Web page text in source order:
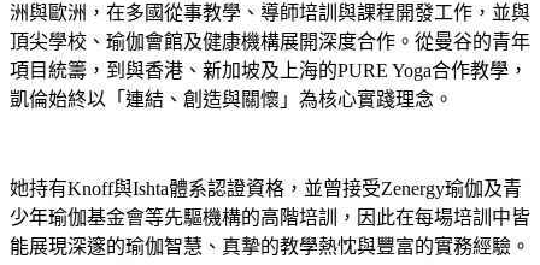
洲與歐洲，在多國從事教學、導師培訓與課程開發工作，並與
頂尖學校、瑜伽會館及健康機構展開深度合作。從曼谷的青年
項目統籌，到與香港、新加坡及上海的PURE Yoga合作教學，
凱倫始終以「連結、創造與關懷」為核心實踐理念。
她持有Knoff與Ishta體系認證資格，並曾接受Zenergy瑜伽及青
少年瑜伽基金會等先驅機構的高階培訓，因此在每場培訓中皆
能展現深邃的瑜伽智慧、真摯的教學熱忱與豐富的實務經驗。